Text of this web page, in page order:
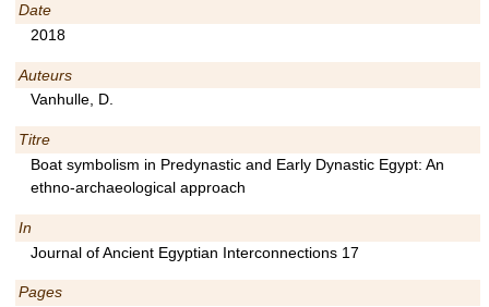
Date
2018
Auteurs
Vanhulle, D.
Titre
Boat symbolism in Predynastic and Early Dynastic Egypt: An
ethno-archaeological approach
In
Journal of Ancient Egyptian Interconnections 17
Pages